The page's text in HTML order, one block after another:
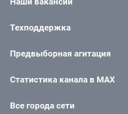
Техподдержка
Предвыборная агитация
Статистика канала в MAX
Все города сети